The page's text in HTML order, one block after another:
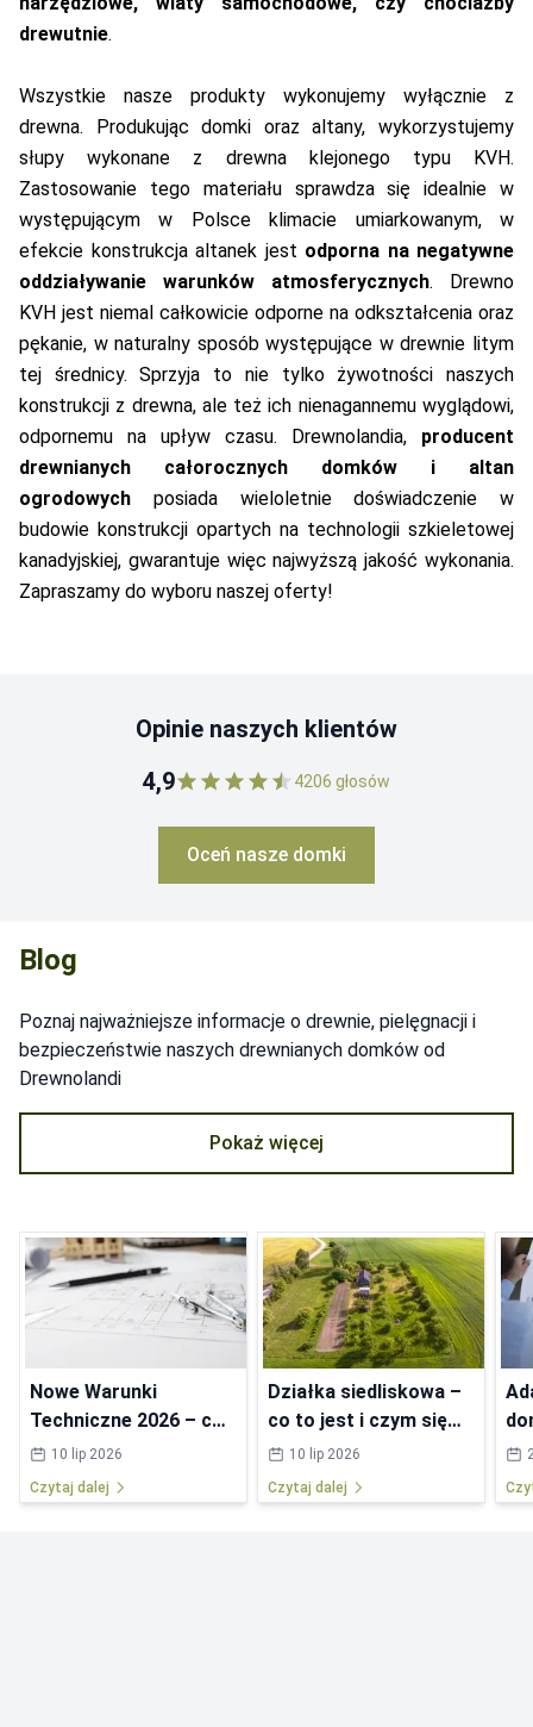
drewutnie.
Wszystkie nasze produkty wykonujemy wyłącznie z
drewna. Produkując domki oraz altany, wykorzystujemy
słupy wykonane z drewna klejonego typu KVH.
Zastosowanie tego materiału sprawdza się idealnie w
występującym w Polsce klimacie umiarkowanym, w
efekcie konstrukcja altanek jest odporna na negatywne
oddziaływanie warunków atmosferycznych. Drewno
KVH jest niemal całkowicie odporne na odkształcenia oraz
pękanie, w naturalny sposób występujące w drewnie litym
tej średnicy. Sprzyja to nie tylko żywotności naszych
konstrukcji z drewna, ale też ich nienagannemu wyglądowi,
odpornemu na upływ czasu. Drewnolandia, producent
drewnianych całorocznych domków i altan
ogrodowych posiada wieloletnie doświadczenie w
budowie konstrukcji opartych na technologii szkieletowej
kanadyjskiej, gwarantuje więc najwyższą jakość wykonania.
Zapraszamy do wyboru naszej oferty!
Opinie naszych klientów
4,9
4206 głosów
Oceń nasze domki
Blog
Poznaj najważniejsze informacje o drewnie, pielęgnacji i
bezpieczeństwie naszych drewnianych domków od
Drewnolandi
Pokaż więcej
Nowe Warunki
Techniczne 2026 – co
się zmieni w
przepisach?
10 lip 2026
Czytaj dalej
Działka siedliskowa –
co to jest i czym się
różni od budowlanej?
10 lip 2026
Czytaj dalej